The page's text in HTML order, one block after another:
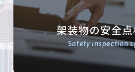
架装物の安全
Safety inspection